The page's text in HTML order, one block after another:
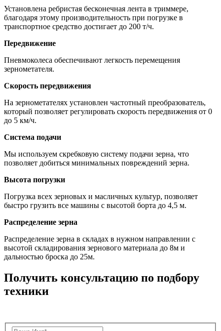
Установлена ребристая бесконечная лента в триммере,
благодаря этому производительность при погрузке в
транспортное средство достигает до 200 т/ч.
Передвижение
Пневмоколеса обеспечивают легкость перемещения
зернометателя.
Скорость передвижения
На зернометателях установлен частотный преобразователь,
который позволяет регулировать скорость передвижения от 0
до 5 км/ч.
Система подачи
Мы используем скребковую систему подачи зерна, что
позволяет добиться минимальных повреждений зерна.
Высота погрузки
Погрузка всех зерновых и масличных культур, позволяет
быстро грузить все машины с высотой борта до 4,5 м.
Распределение зерна
Распределение зерна в складах в нужном направлении с
высотой складирования зернового материала до 8м и
дальностью броска до 25м.
Получить консультацию по подбору
техники